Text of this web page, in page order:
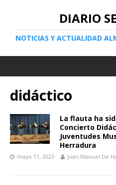
DIARIO
NOTICIAS Y ACTUALIDAD
didáctico
La flauta ha
Concierto
Juventudes
Herradura
mayo 11, 2023 Juan Manuel De